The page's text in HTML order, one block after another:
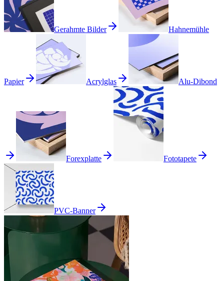
Gerahmte Bilder Hahnemühle
Papier Acrylglas Alu-Dibond
Forexplatte Fototapete
PVC-Banner